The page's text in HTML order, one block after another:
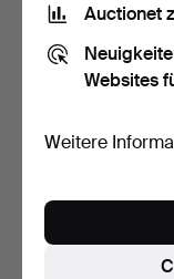
16 GeboteAuctionet
Websites
Weitere